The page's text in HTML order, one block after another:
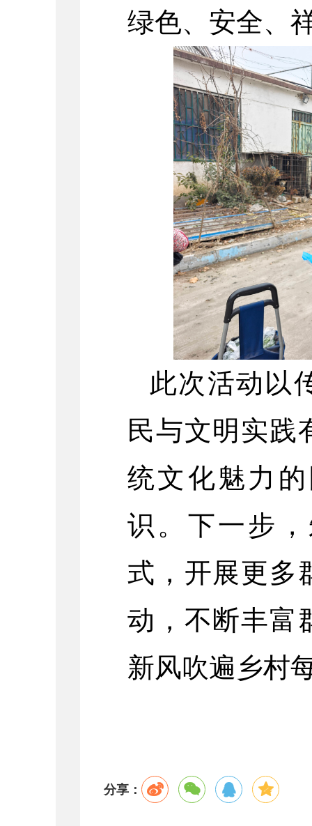
绿色、安全、
此次活动以
民与文明实践
统文化魅力
识。下一步
式，开展更多
动，不断丰富
新风吹遍乡村
分享：